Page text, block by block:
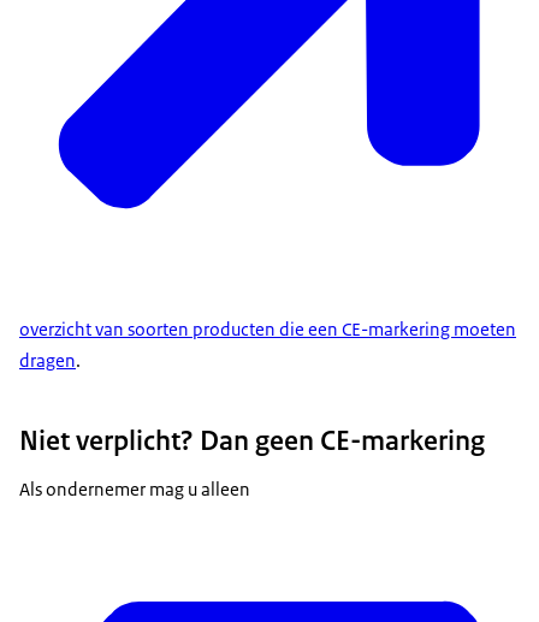
overzicht van soorten producten die een CE-markering moeten
dragen.
Niet verplicht? Dan geen CE-markering
Als ondernemer mag u alleen